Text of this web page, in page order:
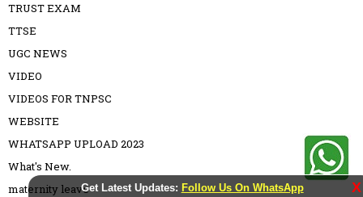
Get Latest Updates: Follow Us On WhatsApp X
TRUST EXAM
TTSE
UGC NEWS
VIDEO
VIDEOS FOR TNPSC
WEBSITE
WHATSAPP UPLOAD 2023
What's New.
maternity leave